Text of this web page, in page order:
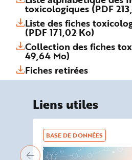
toxicologiques (PDF
Liste des fiches
(PDF 171,02 Ko)
Collection des fiches
49,64 Mo)
Fiches retirées
Liens utiles
BASE DE DONNÉES